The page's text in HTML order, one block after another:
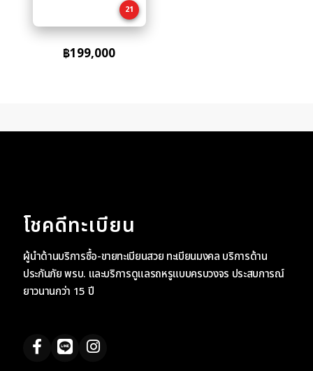
21
฿199,000
โชคดีทะเบียน
ผู้นำด้านบริการซื้อ-ขายทะเบียนสวย ทะเบียนมงคล บริการด้าน
ประกันภัย พรบ. และบริการดูแลรถหรูแบบครบวงจร ประสบการณ์
ยาวนานกว่า 15 ปี